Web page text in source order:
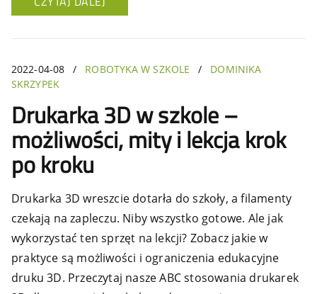
2022-04-08 / ROBOTYKA W SZKOLE /
DOMINIKA
SKRZYPEK
Drukarka 3D w szkole –
możliwości, mity i lekcja krok
po kroku
Drukarka 3D wreszcie dotarła do szkoły, a filamenty
czekają na zapleczu. Niby wszystko gotowe. Ale jak
wykorzystać ten sprzęt na lekcji? Zobacz jakie w
praktyce są możliwości i ograniczenia edukacyjne
druku 3D. Przeczytaj nasze ABC stosowania drukarek